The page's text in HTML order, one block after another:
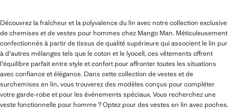
Découvrez la fraîcheur et la polyvalence du lin avec notre collection exclusive
de chemises et de vestes pour hommes chez Mango Man. Méticuleusement
confectionnés à partir de tissus de qualité supérieure qui associent le lin pur
à d'autres mélanges tels que le coton et le lyocell, ces vêtements offrent
l'équilibre parfait entre style et confort pour affronter toutes les situations
avec confiance et élégance. Dans cette collection de vestes et de
surchemises en lin, vous trouverez des modèles conçus pour compléter
votre garde-robe et pour les événements spéciaux. Vous recherchez une
veste fonctionnelle pour homme ? Optez pour des vestes en lin avec poches.